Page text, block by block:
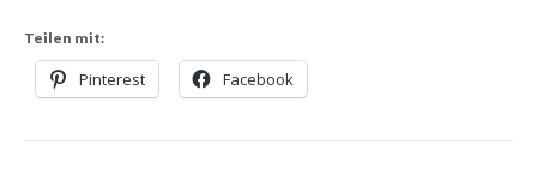
Teilen mit:
Pinterest Facebook